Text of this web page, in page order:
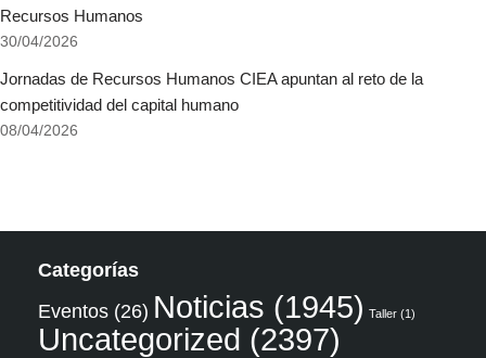
Recursos Humanos
30/04/2026
Jornadas de Recursos Humanos CIEA apuntan al reto de la
competitividad del capital humano
08/04/2026
Categorías
Eventos (26) Noticias (1945) Taller (1)
Uncategorized (2397)